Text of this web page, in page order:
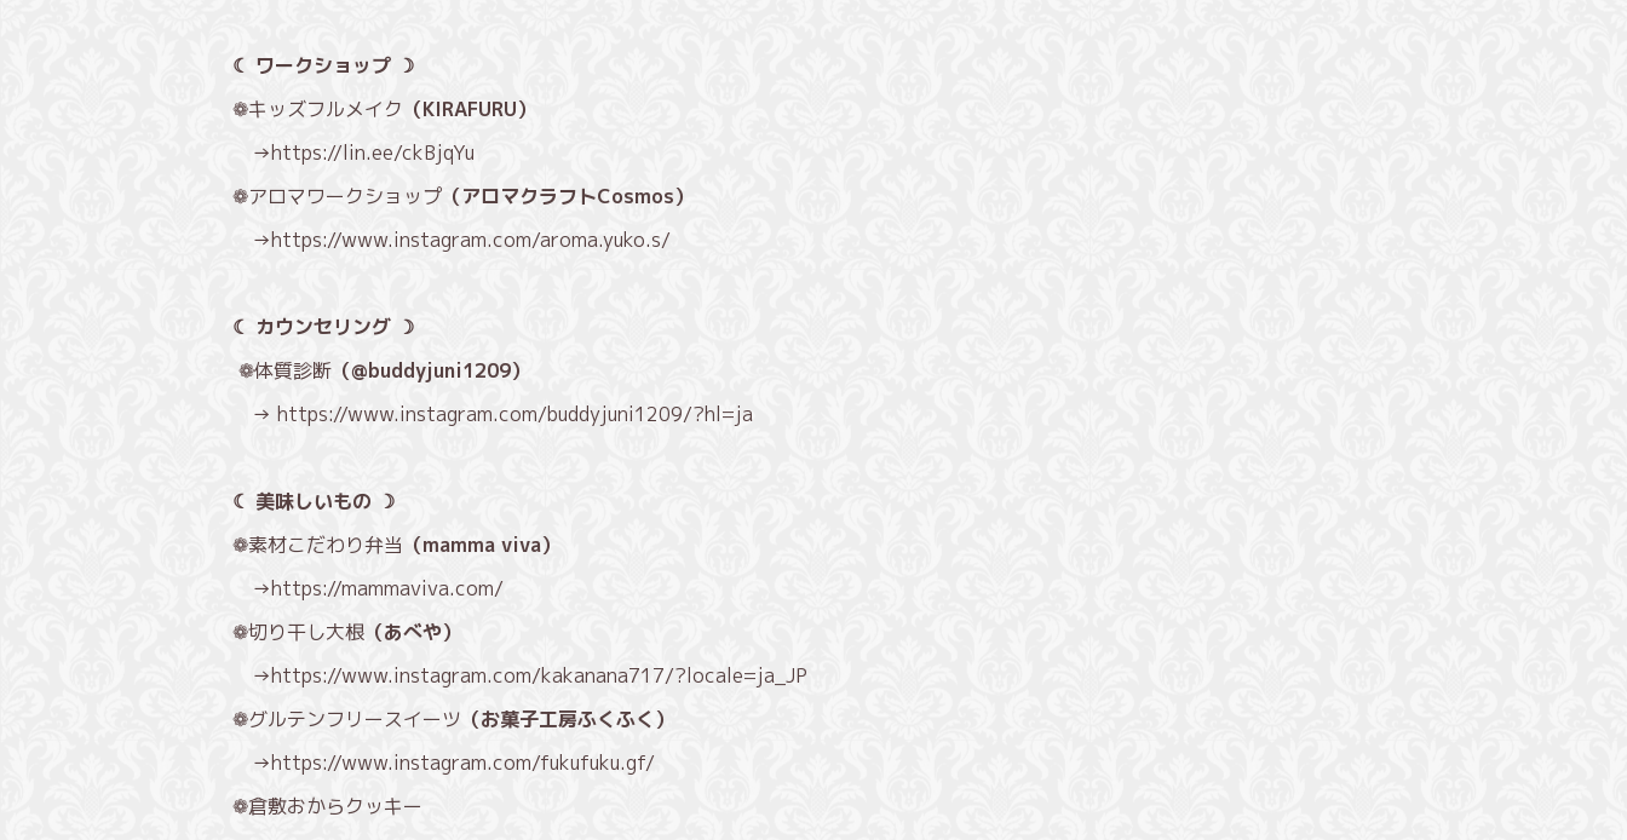
☾ ワークショップ ☽
❁キッズフルメイク （KIRAFURU）
→https://lin.ee/ckBjqYu
❁アロマワークショップ （アロマクラフトCosmos）
→https://www.instagram.com/aroma.yuko.s/
☾ カウンセリング ☽
❁体質診断 （@buddyjuni1209）
→ https://www.instagram.com/buddyjuni1209/?hl=ja
☾ 美味しいもの ☽
❁素材こだわり弁当 （mamma viva）
→https://mammaviva.com/
❁切り干し大根 （あべや）
→https://www.instagram.com/kakanana717/?locale=ja_JP
❁グルテンフリースイーツ （お菓子工房ふくふく）
→https://www.instagram.com/fukufuku.gf/
❁倉敷おからクッキー